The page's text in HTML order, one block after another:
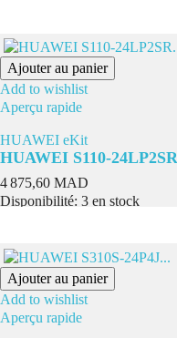
Ajouter au panier
Add to wishlist
Aperçu rapide
HUAWEI eKit
HUAWEI S110-
Prix
4 875,60 MAD
Disponibilité: 3 en stock
Ajouter au panier
Add to wishlist
Aperçu rapide